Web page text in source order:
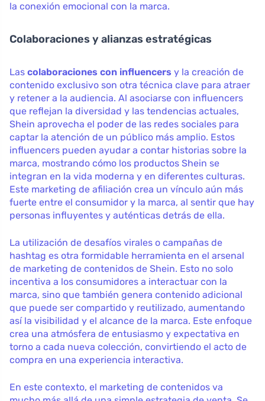
la conexión emocional con la marca.
Colaboraciones y alianzas estratégicas
Las colaboraciones con influencers y la creación de
contenido exclusivo son otra técnica clave para atraer
y retener a la audiencia. Al asociarse con influencers
que reflejan la diversidad y las tendencias actuales,
Shein aprovecha el poder de las redes sociales para
captar la atención de un público más amplio. Estos
influencers pueden ayudar a contar historias sobre la
marca, mostrando cómo los productos Shein se
integran en la vida moderna y en diferentes culturas.
Este marketing de afiliación crea un vínculo aún más
fuerte entre el consumidor y la marca, al sentir que hay
personas influyentes y auténticas detrás de ella.
La utilización de desafíos virales o campañas de
hashtag es otra formidable herramienta en el arsenal
de marketing de contenidos de Shein. Esto no solo
incentiva a los consumidores a interactuar con la
marca, sino que también genera contenido adicional
que puede ser compartido y reutilizado, aumentando
así la visibilidad y el alcance de la marca. Este enfoque
crea una atmósfera de entusiasmo y expectativa en
torno a cada nueva colección, convirtiendo el acto de
compra en una experiencia interactiva.
En este contexto, el marketing de contenidos va